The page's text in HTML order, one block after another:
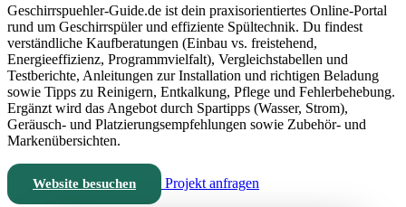
Geschirrspuehler-Guide.de ist dein praxisorientiertes Online-Portal
rund um Geschirrspüler und effiziente Spültechnik. Du findest
verständliche Kauf­beratungen (Einbau vs. freistehend,
Energieeffizienz, Programmvielfalt), Vergleichstabellen und
Testberichte, Anleitungen zur Installation und richtigen Beladung
sowie Tipps zu Reinigern, Entkalkung, Pflege und Fehlerbehebung.
Ergänzt wird das Angebot durch Spartipps (Wasser, Strom),
Geräusch- und Platzierungs­empfehlungen sowie Zubehör- und
Markenübersichten.
Website besuchen Projekt anfragen